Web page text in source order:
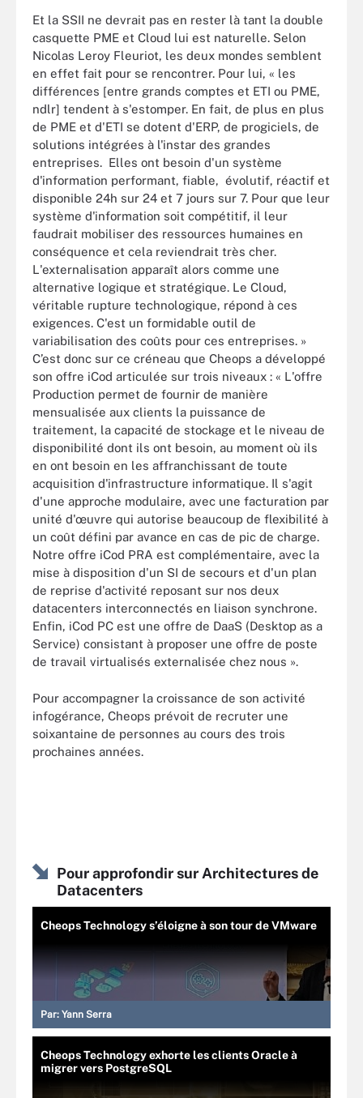
Et la SSII ne devrait pas en rester là tant la double
casquette PME et Cloud lui est naturelle. Selon
Nicolas Leroy Fleuriot, les deux mondes semblent
en effet fait pour se rencontrer. Pour lui, « les
différences [entre grands comptes et ETI ou PME,
ndlr] tendent à s'estomper. En fait, de plus en plus
de PME et d'ETI se dotent d'ERP, de progiciels, de
solutions intégrées à l'instar des grandes
entreprises. Elles ont besoin d'un système
d'information performant, fiable, évolutif, réactif et
disponible 24h sur 24 et 7 jours sur 7. Pour que leur
système d'information soit compétitif, il leur
faudrait mobiliser des ressources humaines en
conséquence et cela reviendrait très cher.
L'externalisation apparaît alors comme une
alternative logique et stratégique. Le Cloud,
véritable rupture technologique, répond à ces
exigences. C'est un formidable outil de
variabilisation des coûts pour ces entreprises. »
C’est donc sur ce créneau que Cheops a développé
son offre iCod articulée sur trois niveaux : « L'offre
Production permet de fournir de manière
mensualisée aux clients la puissance de
traitement, la capacité de stockage et le niveau de
disponibilité dont ils ont besoin, au moment où ils
en ont besoin en les affranchissant de toute
acquisition d'infrastructure informatique. Il s'agit
d'une approche modulaire, avec une facturation par
unité d'œuvre qui autorise beaucoup de flexibilité à
un coût défini par avance en cas de pic de charge.
Notre offre iCod PRA est complémentaire, avec la
mise à disposition d'un SI de secours et d'un plan
de reprise d'activité reposant sur nos deux
datacenters interconnectés en liaison synchrone.
Enfin, iCod PC est une offre de DaaS (Desktop as a
Service) consistant à proposer une offre de poste
de travail virtualisés externalisée chez nous ».
Pour accompagner la croissance de son activité
infogérance, Cheops prévoit de recruter une
soixantaine de personnes au cours des trois
prochaines années.
Pour approfondir sur Architectures de
Datacenters
Cheops Technology s’éloigne à son tour de VMware
Par: Yann Serra
Cheops Technology exhorte les clients Oracle à
migrer vers PostgreSQL